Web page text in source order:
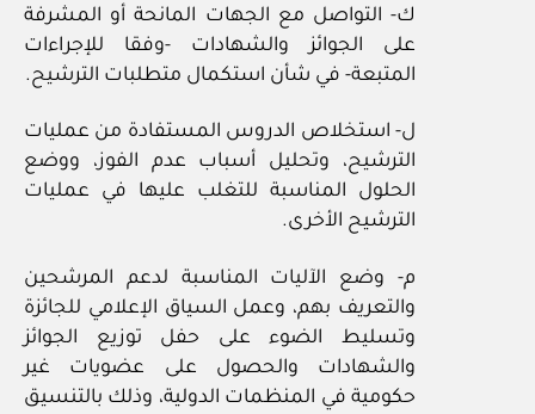
ك- التواصل مع الجهات المانحة أو المشرفة
على الجوائز والشهادات -وفقا للإجراءات
المتبعة- في شأن استكمال متطلبات الترشيح.
ل- استخلاص الدروس المستفادة من عمليات
الترشيح، وتحليل أسباب عدم الفوز، ووضع
الحلول المناسبة للتغلب عليها في عمليات
الترشيح الأخرى.
م- وضع الآليات المناسبة لدعم المرشحين
والتعريف بهم، وعمل السياق الإعلامي للجائزة
وتسليط الضوء على حفل توزيع الجوائز
والشهادات والحصول على عضويات غير
حكومية في المنظمات الدولية، وذلك بالتنسيق